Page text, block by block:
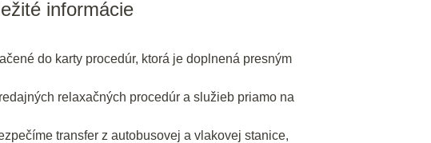
informácie
do karty procedúr, ktorá je doplnená presným
relaxačných procedúr a služieb priamo na
transfer z autobusovej a vlakovej stanice,